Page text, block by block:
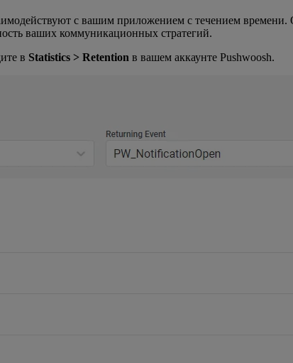
с вашим приложением с течением
ваших коммуникационных стратегий.
в Statistics > Retention в вашем аккаунте Pushwoosh.